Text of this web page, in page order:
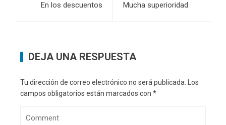
En los descuentos
Mucha superioridad
DEJA UNA RESPUESTA
Tu dirección de correo electrónico no será publicada. Los
campos obligatorios están marcados con *